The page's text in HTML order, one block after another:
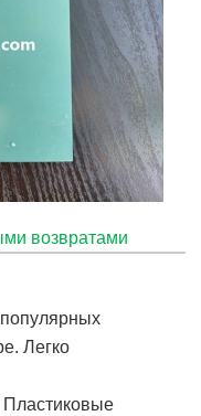
возвратами
Легко
Пластиковые